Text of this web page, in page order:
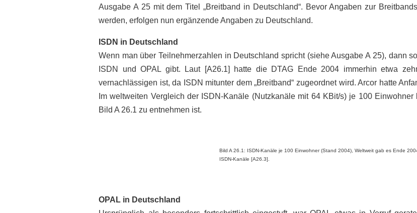
Ausgabe A 25 mit dem Titel „Breitband in Deutschland“. Bevor Angaben zur
werden, erfolgen nun ergänzende Angaben zu Deutschland.
ISDN in Deutschland
Wenn man über Teilnehmerzahlen in Deutschland spricht (siehe Ausgabe A 25), dann
ISDN und OPAL gibt. Laut [A26.1] hatte die DTAG Ende 2004 immerhin etwa
vernachlässigen ist, da ISDN mitunter dem „Breitband“ zugeordnet wird. Arcor hatte
Im weltweiten Vergleich der ISDN-Kanäle (Nutzkanäle mit 64 KBit/s) je 100
Bild A 26.1 zu entnehmen ist.
Bild A 26.1: ISDN-Kanäle je 100 Einwohner (Stand 2004), Weltweit gab es Ende
ISDN-Kanäle [A26.3].
OPAL in Deutschland